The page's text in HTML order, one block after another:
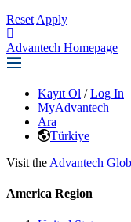
Reset Apply
Advantech Homepage
Kayıt Ol / Log In
MyAdvantech
Ara
Türkiye
Visit the Advantech
America Region